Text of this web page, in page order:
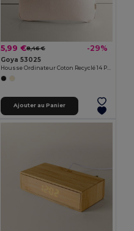
5,99 €8,46 € -29%
Goya 53025
Ajouter au Panier